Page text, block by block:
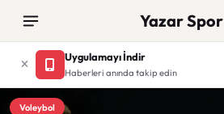
Yazar Spor
Uygulamayı İndir
Haberleri anında takip edin
Voleybol